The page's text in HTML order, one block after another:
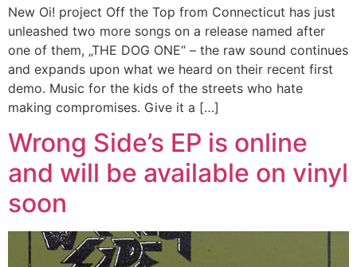
New Oi! project Off the Top from Connecticut has just
unleashed two more songs on a release named after
one of them, „THE DOG ONE“ – the raw sound continues
and expands upon what we heard on their recent first
demo. Music for the kids of the streets who hate
making compromises. Give it a […]
Wrong Side’s EP is online
and will be available on vinyl
soon